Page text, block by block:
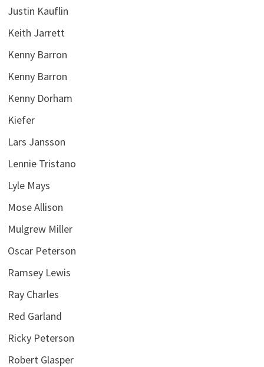
Justin Kauflin
Keith Jarrett
Kenny Barron
Kenny Barron
Kenny Dorham
Kiefer
Lars Jansson
Lennie Tristano
Lyle Mays
Mose Allison
Mulgrew Miller
Oscar Peterson
Ramsey Lewis
Ray Charles
Red Garland
Ricky Peterson
Robert Glasper